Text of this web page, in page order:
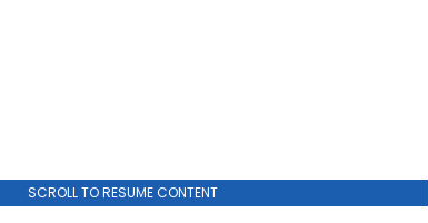
SCROLL TO RESUME CONTENT